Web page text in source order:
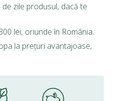
zile produsul, dacă te
lei, oriunde în România.
la prețuri avantajoase,